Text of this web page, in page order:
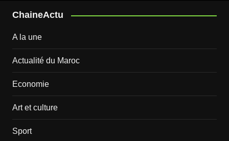
ChaineActu
A la une
Actualité du Maroc
Economie
Art et culture
Sport